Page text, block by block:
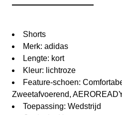
Shorts
Merk: adidas
Lengte: kort
Kleur: lichtroze
Feature-schoen:
Zweetafvoerend,
Toepassing: Wedstrijd